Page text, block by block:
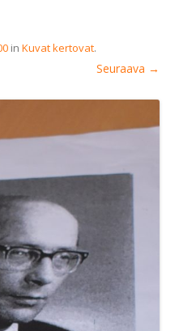
in Kuvat kertovat.
Seuraava →